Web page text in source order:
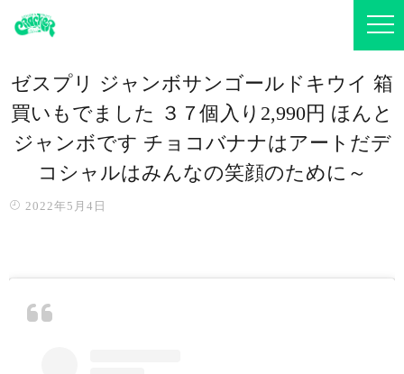
ゼスプリ ジャンボサンゴールドキウイ 箱
買いもでました ３７個入り2,990円 ほんと
ジャンボです チョコバナナはアートだデ
コシャル️はみんなの笑顔のために～️
2022年5月4日